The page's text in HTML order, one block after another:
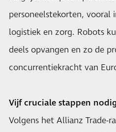
personeelstekorten, vooral
logistiek en zorg. Robots
deels opvangen en zo de
concurrentiekracht van
Vijf cruciale stappen
Volgens het Allianz Trade-